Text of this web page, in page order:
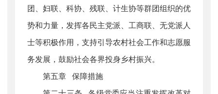
团、妇联、科协、残联、计生协等群团组织的优
势和力量，发挥各民主党派、工商联、无党派人
士等积极作用，支持引导农村社会工作和志愿服
务发展，鼓励社会各界投身乡村振兴。
第五章 保障措施